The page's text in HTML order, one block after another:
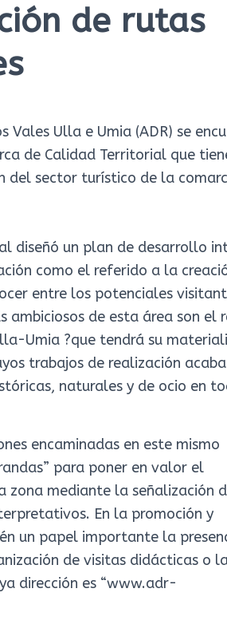
de rutas
Vales Ulla e Umia (ADR) se
de Calidad Territorial que
del sector turístico de la
diseñó un plan de desarrollo
como el referido a la
entre los potenciales
ambiciosos de esta área son el
Umia ?que tendrá su
trabajos de realización
naturales y de ocio en
encaminadas en este mismo
para poner en valor el
mediante la señalización
En la promoción y
un papel importante la
de visitas didácticas o
dirección es “www.adr-